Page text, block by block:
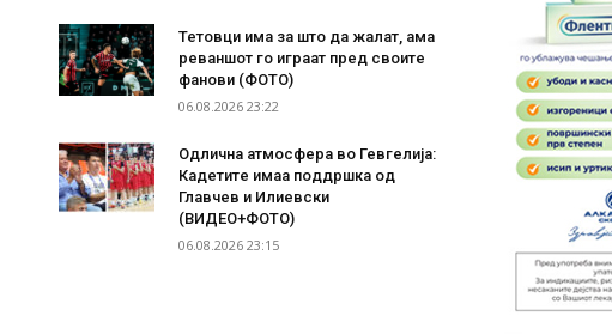
Тетовци има за што да жалат, ама
реваншот го играат пред своите
фанови (ФОТО)
06.08.2026 23:22
Одлична атмосфера во Гевгелија:
Кадетите имаа поддршка од
Главчев и Илиевски
(ВИДЕО+ФОТО)
06.08.2026 23:15